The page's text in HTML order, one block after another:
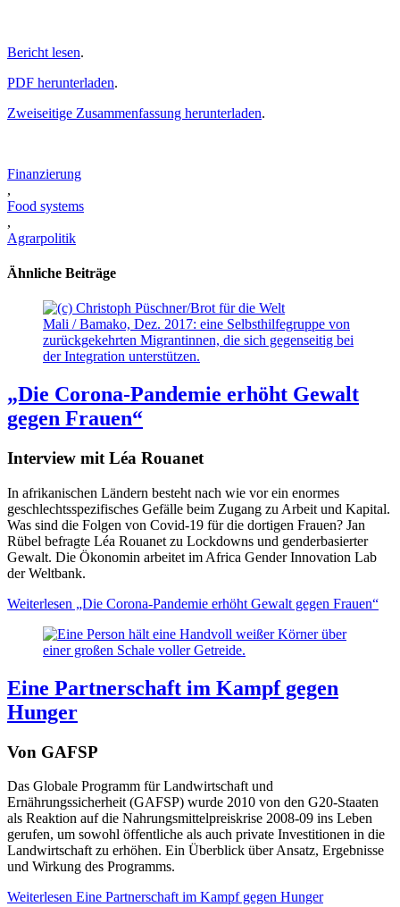
Bericht lesen.
PDF herunterladen.
Zweiseitige Zusammenfassung herunterladen.
Finanzierung
,
Food systems
,
Agrarpolitik
Ähnliche Beiträge
Mali / Bamako, Dez. 2017: eine Selbsthilfegruppe von
zurückgekehrten Migrantinnen, die sich gegenseitig bei
der Integration unterstützen.
„Die Corona-Pandemie erhöht Gewalt
gegen Frauen“
Interview mit Léa Rouanet
In afrikanischen Ländern besteht nach wie vor ein enormes
geschlechtsspezifisches Gefälle beim Zugang zu Arbeit und Kapital.
Was sind die Folgen von Covid-19 für die dortigen Frauen? Jan
Rübel befragte Léa Rouanet zu Lockdowns und genderbasierter
Gewalt. Die Ökonomin arbeitet im Africa Gender Innovation Lab
der Weltbank.
Weiterlesen „Die Corona-Pandemie erhöht Gewalt gegen Frauen“
Eine Partnerschaft im Kampf gegen
Hunger
Von GAFSP
Das Globale Programm für Landwirtschaft und
Ernährungssicherheit (GAFSP) wurde 2010 von den G20-Staaten
als Reaktion auf die Nahrungsmittelpreiskrise 2008-09 ins Leben
gerufen, um sowohl öffentliche als auch private Investitionen in die
Landwirtschaft zu erhöhen. Ein Überblick über Ansatz, Ergebnisse
und Wirkung des Programms.
Weiterlesen Eine Partnerschaft im Kampf gegen Hunger